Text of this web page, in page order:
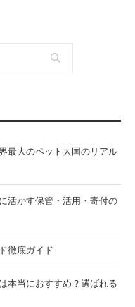
最大のペット大国のリアル
活かす保管・活用・寄付の
徹底ガイド
本当におすすめ？選ばれる